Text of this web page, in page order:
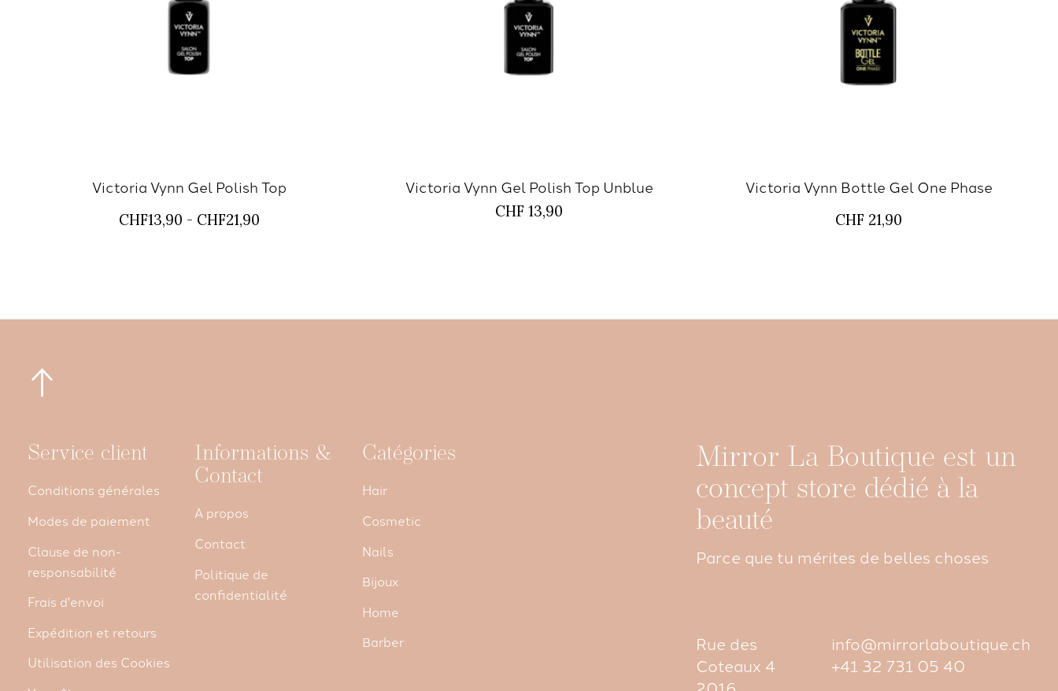
Victoria Vynn Gel Polish Top
CHF13,90 - CHF21,90
Victoria Vynn Gel Polish Top Unblue
CHF 13,90
Victoria Vynn Bottle Gel One Phase
CHF 21,90
Service client
Conditions générales
Modes de paiement
Clause de non-
responsabilité
Frais d'envoi
Expédition et retours
Utilisation des Cookies
Informations &
Contact
A propos
Contact
Politique de
confidentialité
Catégories
Hair
Cosmetic
Nails
Bijoux
Home
Barber
Mirror La Boutique est un
concept store dédié à la
beauté
Parce que tu mérites de belles choses
Rue des
Coteaux 4
info@mirrorlaboutique.ch
+41 32 731 05 40